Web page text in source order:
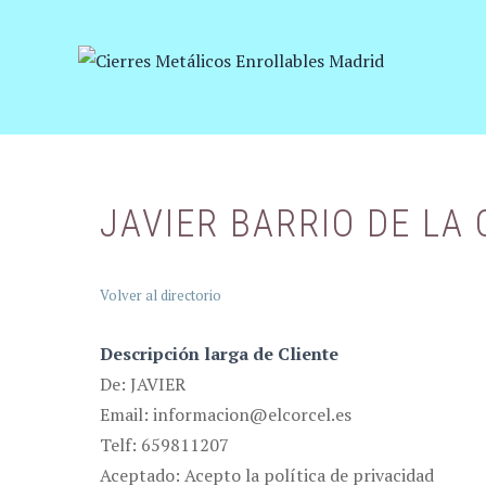
JAVIER BARRIO DE LA
Volver al directorio
Descripción larga de Cliente
De: JAVIER
Email: informacion@elcorcel.es
Telf: 659811207
Aceptado: Acepto la política de privacidad